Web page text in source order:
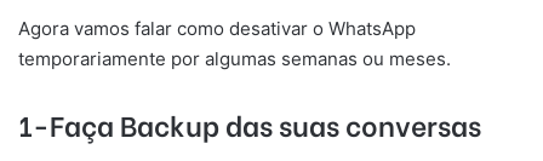
Agora vamos falar como desativar o WhatsApp
temporariamente por algumas semanas ou meses.
1-Faça Backup das suas conversas